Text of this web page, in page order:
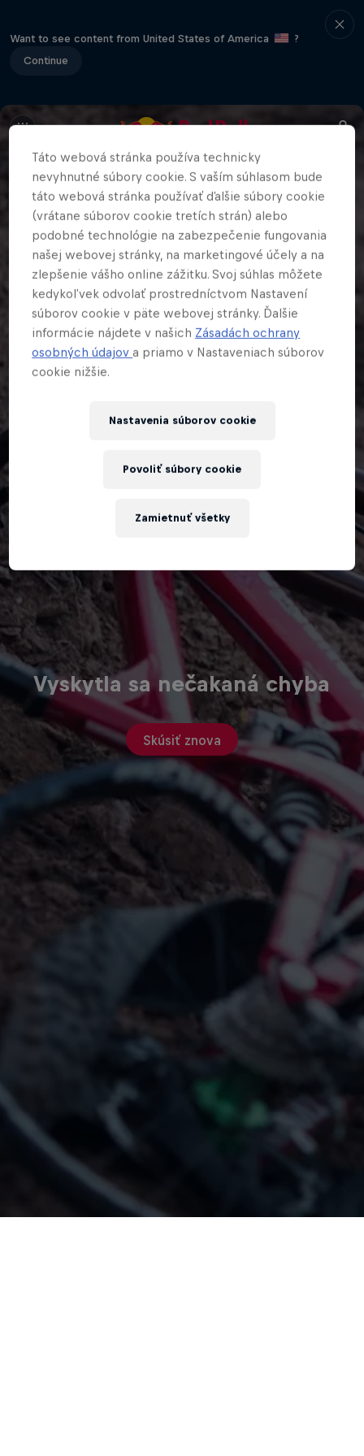
Want to see content from United States of America
?
Continue
Vyskytla sa nečakaná chyba
Skúsiť znova
Táto webová stránka používa technicky
nevyhnutné súbory cookie. S vaším súhlasom bude
táto webová stránka používať ďalšie súbory cookie
(vrátane súborov cookie tretích strán) alebo
podobné technológie na zabezpečenie fungovania
našej webovej stránky, na marketingové účely a na
zlepšenie vášho online zážitku. Svoj súhlas môžete
kedykoľvek odvolať prostredníctvom Nastavení
súborov cookie v päte webovej stránky. Ďalšie
informácie nájdete v našich Zásadách ochrany
osobných údajova priamo v Nastaveniach súborov
cookie nižšie.
Nastavenia súborov cookie
Zamietnuť všetky
Povoliť súbory cookie